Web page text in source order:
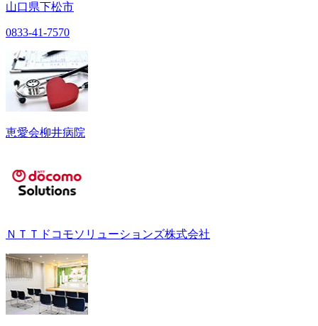
山口県下松市
0833-41-7570
恵愛会柳井病院
ＮＴＴドコモソリューションズ株式会社